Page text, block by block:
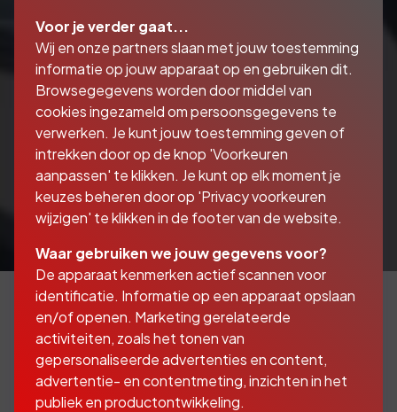
Goed verzekerd het
water op
Voor je verder gaat...
Wij en onze partners slaan met jouw toestemming
informatie op jouw apparaat op en gebruiken dit.
Browsegegevens worden door middel van
cookies ingezameld om persoonsgegevens te
verwerken. Je kunt jouw toestemming geven of
intrekken door op de knop 'Voorkeuren
aanpassen' te klikken. Je kunt op elk moment je
keuzes beheren door op 'Privacy voorkeuren
wijzigen' te klikken in de footer van de website.
Waar gebruiken we jouw gegevens voor?
De apparaat kenmerken actief scannen voor
identificatie. Informatie op een apparaat opslaan
en/of openen. Marketing gerelateerde
activiteiten, zoals het tonen van
gepersonaliseerde advertenties en content,
advertentie- en contentmeting, inzichten in het
publiek en productontwikkeling.